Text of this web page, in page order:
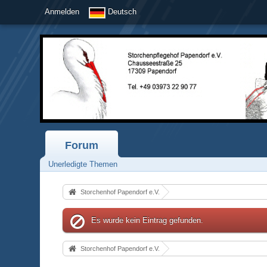
Anmelden Deutsch
Forum
Unerledigte Themen
Storchenhof Papendorf e.V.
Es wurde kein Eintrag gefunden.
Storchenhof Papendorf e.V.